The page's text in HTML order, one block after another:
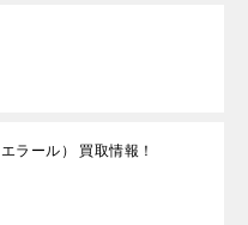
ラール） 買取情報！